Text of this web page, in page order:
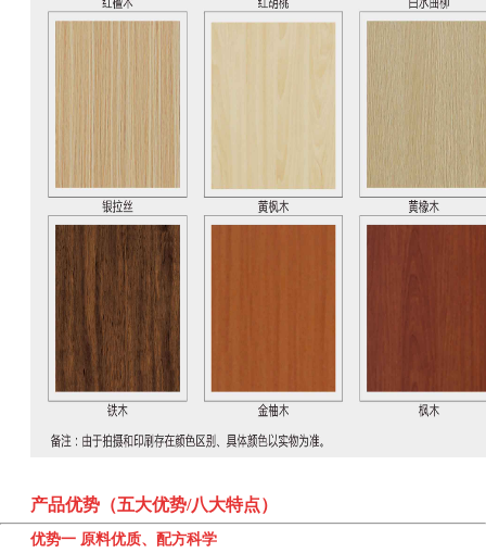
产品优势（五大优势/八大特点）
优势一 原料优质、配方科学